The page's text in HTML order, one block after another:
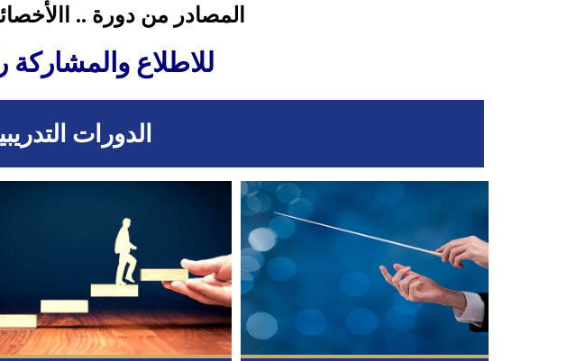
المصادر من دورة ..
للاطلاع والمشاركة
الدورات